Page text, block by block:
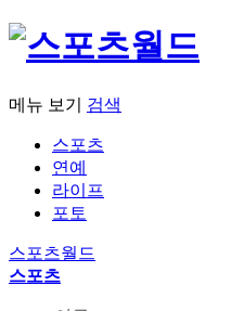
메뉴 보기 검색
스포츠
연예
라이프
포토
스포츠월드
스포츠